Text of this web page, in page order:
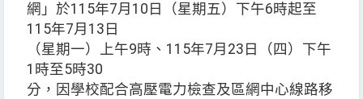
網」於115年7月10日（星期五）下午6時起至
115年7月13日
（星期一）上午9時、115年7月23日（四）下午
1時至5時30
分，因學校配合高壓電力檢查及區網中心線路移